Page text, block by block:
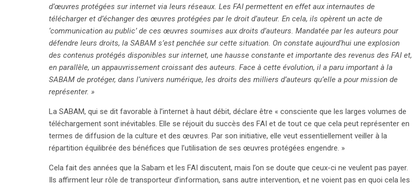
demander aux fournisseurs d’accès à Internet (FAI) de souscrire à un plan tarifaire pour la mise à
disposition d’œuvres protégées. Face à l’augmentation des contenus en ligne et à la rémunération
croissante des FAI, la SABAM s’inquiète de la précarité financière des auteurs qu’elle représente. Bien
qu’elle reconnaisse l’importance de l’Internet haut débit pour la diffusion culturelle, elle souhaite
garantir un partage équitable des bénéfices générés par l’exploitation de ces œuvres. Le débat entre la
SABAM et les FAI dure depuis des années, les FAI se considérant comme de simples transporteurs
d’information et refusant de payer pour l’utilisation des œuvres. Pour remédier à cette situation, la
SABAM envisage de facturer directement les FAI, espérant que ces derniers ne répercuteront pas les
mécanisme de sanctions graduelles pour les internautes contrevenants ou un système de licence
globale, permettant aux utilisateurs de télécharger légalement des œuvres moyennant une
contribution mensuelle. Le débat est complexe et nécessite des aménagements, notamment en
raison des préoccupations de conformité avec les règles européennes. La SABAM, forte d’une
récente victoire judiciaire sur la notion de « communication au public », semble prête à agir rapidement
dans ce contexte incertain.
d’œuvres protégées sur internet via leurs réseaux. Les FAI permettent en effet aux internautes de
télécharger et d’échanger des œuvres protégées par le droit d’auteur. En cela, ils opèrent un acte de
‘communication au public’ de ces œuvres soumises aux droits d’auteurs. Mandatée par les auteurs pour
défendre leurs droits, la SABAM s’est penchée sur cette situation. On constate aujourd’hui une explosion
des contenus protégés disponibles sur internet, une hausse constante et importante des revenus des FAI et,
en parallèle, un appauvrissement croissant des auteurs. Face à cette évolution, il a paru important à la
SABAM de protéger, dans l’univers numérique, les droits des milliers d’auteurs qu’elle a pour mission de
représenter. »
La SABAM, qui se dit favorable à l’internet à haut débit, déclare être « consciente que les larges volumes de
téléchargement sont inévitables. Elle se réjouit du succès des FAI et de tout ce que cela peut représenter en
termes de diffusion de la culture et des œuvres. Par son initiative, elle veut essentiellement veiller à la
répartition équilibrée des bénéfices que l’utilisation de ses œuvres protégées engendre. »
Cela fait des années que la Sabam et les FAI discutent, mais l’on se doute que ceux-ci ne veulent pas payer.
Ils affirment leur rôle de transporteur d’information, sans autre intervention, et ne voient pas en quoi cela les